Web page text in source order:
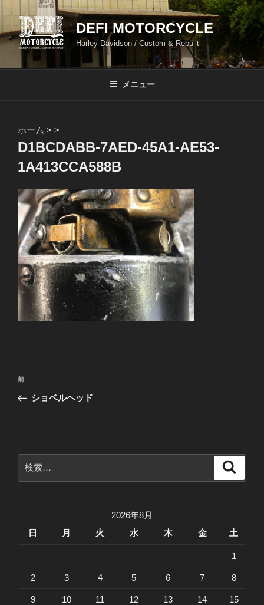
テ
DEFI MOTORCYCLE
Harley-Davidson / Custom & Rebuilt
メニュー
ホーム > >
D1BCDABB-7AED-45A1-AE53-
1A413CCA588B
投
ナ
ー
シ
前
の
前
ショベルヘッド
索:
2026年8月
日
月 火 水 木 金 土
1
2 3 4 5 6 7 8
9 10 11 12 13 14 15